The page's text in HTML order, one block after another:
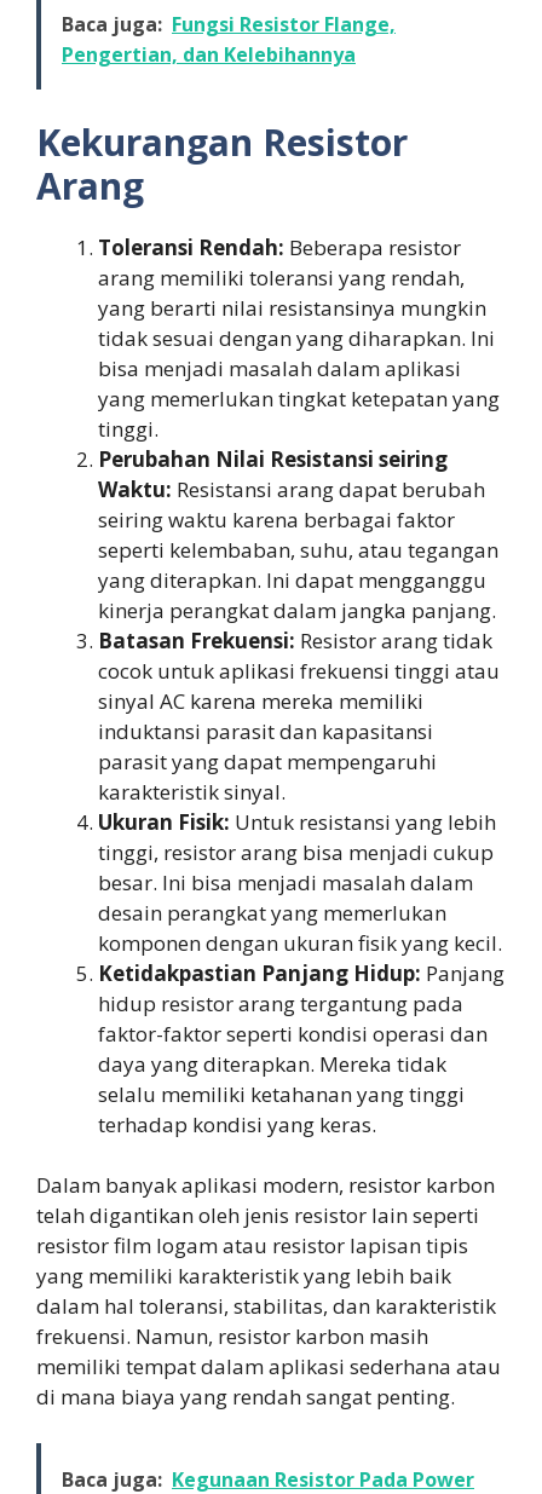
Baca juga: Fungsi Resistor Flange,
Pengertian, dan Kelebihannya
Kekurangan Resistor
Arang
Toleransi Rendah: Beberapa resistor
arang memiliki toleransi yang rendah,
yang berarti nilai resistansinya mungkin
tidak sesuai dengan yang diharapkan. Ini
bisa menjadi masalah dalam aplikasi
yang memerlukan tingkat ketepatan yang
tinggi.
Perubahan Nilai Resistansi seiring
Waktu: Resistansi arang dapat berubah
seiring waktu karena berbagai faktor
seperti kelembaban, suhu, atau tegangan
yang diterapkan. Ini dapat mengganggu
kinerja perangkat dalam jangka panjang.
Batasan Frekuensi: Resistor arang tidak
cocok untuk aplikasi frekuensi tinggi atau
sinyal AC karena mereka memiliki
induktansi parasit dan kapasitansi
parasit yang dapat mempengaruhi
karakteristik sinyal.
Ukuran Fisik: Untuk resistansi yang lebih
tinggi, resistor arang bisa menjadi cukup
besar. Ini bisa menjadi masalah dalam
desain perangkat yang memerlukan
komponen dengan ukuran fisik yang kecil.
Ketidakpastian Panjang Hidup: Panjang
hidup resistor arang tergantung pada
faktor-faktor seperti kondisi operasi dan
daya yang diterapkan. Mereka tidak
selalu memiliki ketahanan yang tinggi
terhadap kondisi yang keras.
Dalam banyak aplikasi modern, resistor karbon
telah digantikan oleh jenis resistor lain seperti
resistor film logam atau resistor lapisan tipis
yang memiliki karakteristik yang lebih baik
dalam hal toleransi, stabilitas, dan karakteristik
frekuensi. Namun, resistor karbon masih
memiliki tempat dalam aplikasi sederhana atau
di mana biaya yang rendah sangat penting.
Baca juga: Kegunaan Resistor Pada Power